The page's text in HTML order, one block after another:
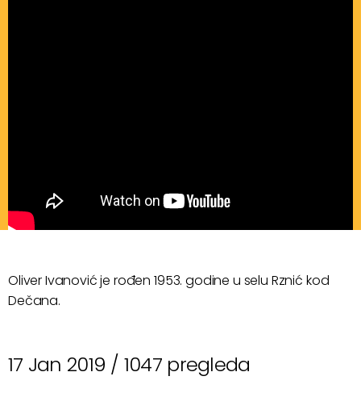
Oliver Ivanović je rođen 1953. godine u selu Rznić kod
Dečana.
17 Jan 2019 / 1047 pregleda